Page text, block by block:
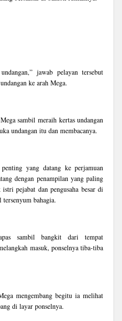
jawab pelayan tersebut
ke arah Mega.
sambil meraih kertas undangan
undangan itu dan membacanya.
yang datang ke perjamuan
dengan penampilan yang paling
pejabat dan pengusaha besar di
bahagia.
sambil bangkit dari tempat
masuk, ponselnya tiba-tiba
mengembang begitu ia melihat
di layar ponselnya.